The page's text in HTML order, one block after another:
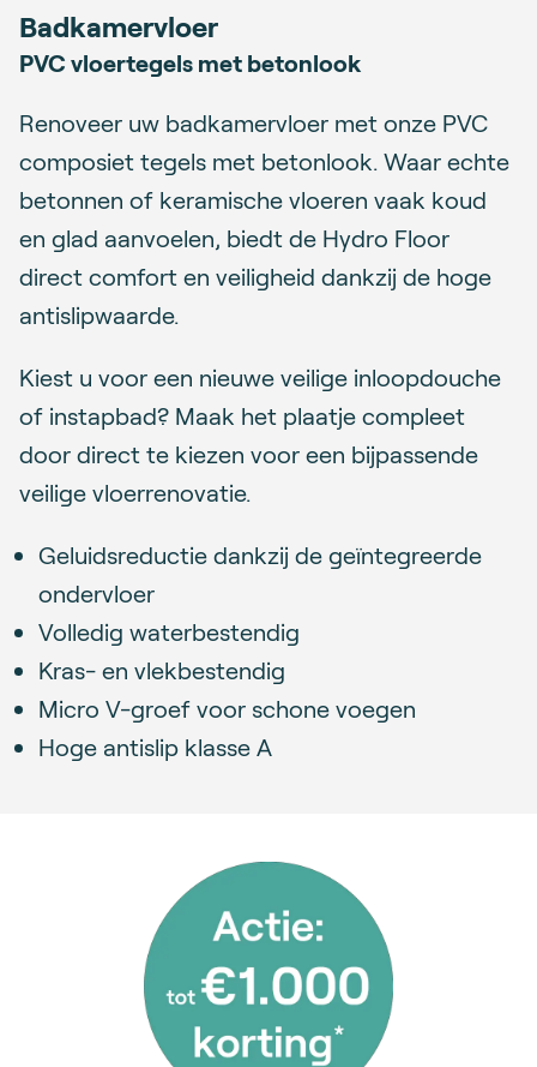
Badkamervloer
PVC vloertegels met betonlook
Renoveer uw badkamervloer met onze PVC
composiet tegels met betonlook. Waar echte
betonnen of keramische vloeren vaak koud
en glad aanvoelen, biedt de Hydro Floor
direct comfort en veiligheid dankzij de hoge
antislipwaarde.
Kiest u voor een nieuwe veilige inloopdouche
of instapbad? Maak het plaatje compleet
door direct te kiezen voor een bijpassende
veilige vloerrenovatie.
Geluidsreductie dankzij de geïntegreerde
ondervloer
Volledig waterbestendig
Kras- en vlekbestendig
Micro V-groef voor schone voegen
Hoge antislip klasse A